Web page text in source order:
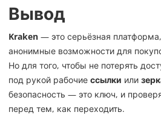
Вывод
Kraken — это серьёзная
анонимные возможности для
Но для того, чтобы не потерять
под рукой рабочие ссылки или
безопасность — это ключ, и
перед тем, как переходить.